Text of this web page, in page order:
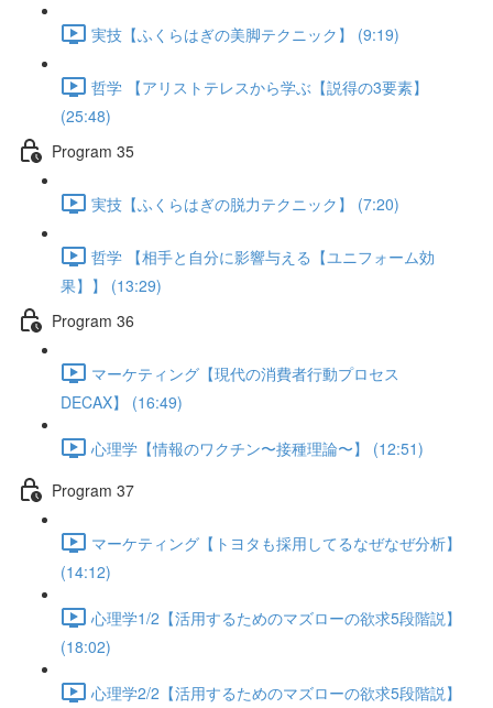
実技【ふくらはぎの美脚テクニック】 (9:19)
哲学 【アリストテレスから学ぶ【説得の3要素】
(25:48)
Program 35
実技【ふくらはぎの脱力テクニック】 (7:20)
哲学 【相手と自分に影響与える【ユニフォーム効
果】】 (13:29)
Program 36
マーケティング【現代の消費者行動プロセス
DECAX】 (16:49)
心理学【情報のワクチン〜接種理論〜】 (12:51)
Program 37
マーケティング【トヨタも採用してるなぜなぜ分析】
(14:12)
心理学1/2【活用するためのマズローの欲求5段階説】
(18:02)
心理学2/2【活用するためのマズローの欲求5段階説】